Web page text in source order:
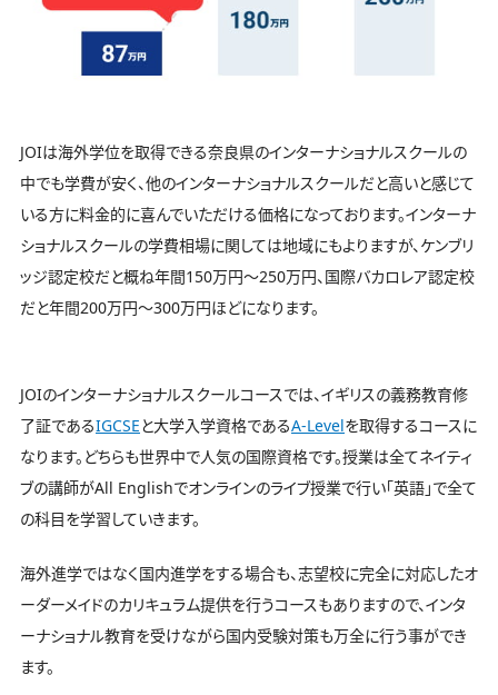
JOIは海外学位を取得できる奈良県のインターナショナルスクールの
中でも学費が安く、他のインターナショナルスクールだと高いと感じて
いる方に料金的に喜んでいただける価格になっております。インターナ
ショナルスクールの学費相場に関しては地域にもよりますが、ケンブリ
ッジ認定校だと概ね年間150万円〜250万円、国際バカロレア認定校
だと年間200万円〜300万円ほどになります。
JOIのインターナショナルスクールコースでは、イギリスの義務教育修
了証であるIGCSE と大学入学資格であるA-Levelを取得するコースに
なります。どちらも世界中で人気の国際資格です。授業は全てネイティ
ブの講師がAll Englishでオンラインのライブ授業で行い「英語」で全て
の科目を学習していきます。
海外進学ではなく国内進学をする場合も、志望校に完全に対応したオ
ーダーメイドのカリキュラム提供を行うコースもありますので、インタ
ーナショナル教育を受けながら国内受験対策も万全に行う事ができ
ます。